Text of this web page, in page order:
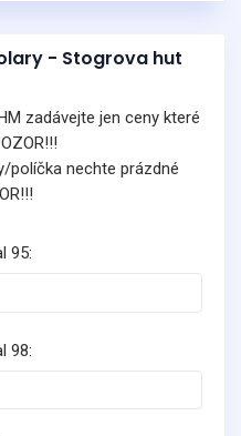
- Stogrova hut
zadávejte jen ceny které
políčka nechte prázdné
95:
98: